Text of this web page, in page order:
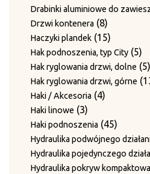
Płyty z bolcami do rolek
Prowadnice 4 4
produkty
Prowadnice boczne
Rolki prowadzące 4343
Rolki prowadzenia drutu 12
Śruby mocujące i sprężyny 3
Sworznie prowadzące
Sworznie rolek prowadzących
Sworznie rolek
22
produkty
Sworznie rolek
produktów
Drabinki aluminiowe do
Drzwi kontenera 88
produktów
Haczyki plandek 1515
produktów
Hak podnoszenia, typ City 55
Hak ryglowania drzwi, dolne 55
Hak ryglowania drzwi, górne
Haki / Akcesoria 44
Haki linowe 33
produkty
Haki podnoszenia 4545
Hydraulika podwójnego
Hydraulika pojedynczego
Hydraulika pokryw kompaktowa